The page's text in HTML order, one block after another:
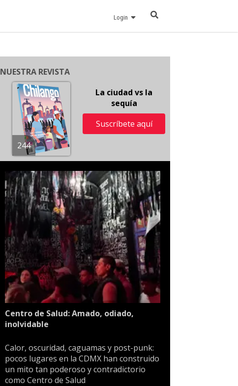
Login
NUESTRA REVISTA
244
La ciudad vs la
sequía
Suscríbete aquí
Centro de Salud: Amado, odiado,
inolvidable
Calor, oscuridad, caguamas y post-punk:
pocos lugares en la CDMX han construido
un mito tan poderoso y contradictorio
como Centro de Salud